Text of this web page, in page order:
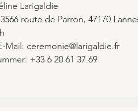
Larigaldie
route de Parron, 47170
Mail: ceremonie@larigaldie.fr
+33 6 20 61 37 69